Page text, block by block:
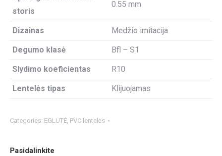
storis
0.55 mm
Dizainas Medžio imitacija
Degumo klasė Bfl – S1
Slydimo koeficientas R10
Lentelės tipas Klijuojamas
Categories: EGLUTĖ, PVC lentelės
Pasidalinkite